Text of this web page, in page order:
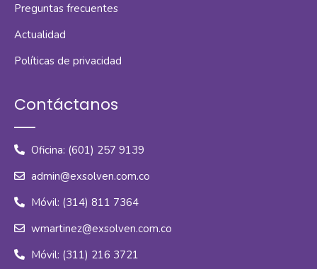
Preguntas frecuentes
Actualidad
Políticas de privacidad
Contáctanos
Oficina: (601) 257 9139
admin@exsolven.com.co
Móvil: (314) 811 7364
wmartinez@exsolven.com.co
Móvil: (311) 216 3721